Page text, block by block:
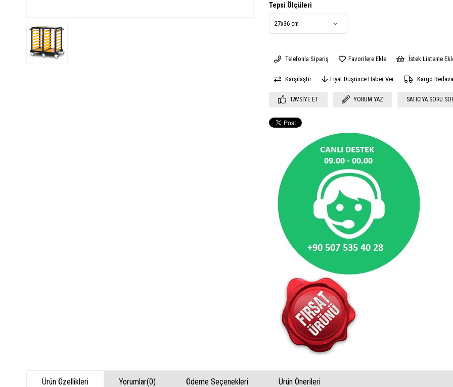
Tepsi Ölçüleri
Telefonla Sipariş Favorilere Ekle İstek Listeme
Karşılaştır Fiyat Düşünce Haber Ver Kargo Bedava
TAVSIYE ET YORUM YAZ SATICIYA SORU
Ürün Özellikleri Yorumlar(0) Ödeme Seçenekleri Ürün Önerileri